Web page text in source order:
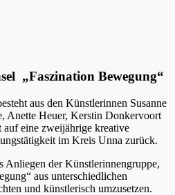
„Faszination Bewegung“
aus den Künstlerinnen Susanne
Anette Heuer, Kerstin Donkervoort
eine zweijährige kreative
im Kreis Unna zurück.
Anliegen der Künstlerinnengruppe,
aus unterschiedlichen
und künstlerisch umzusetzen.